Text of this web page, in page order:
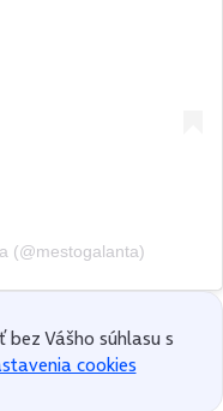
(@mestogalanta)
Vášho súhlasu s
cookies